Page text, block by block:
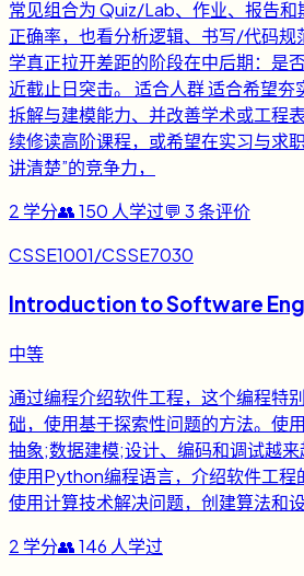
常见组合为 Quiz/Lab、作业、报告和
正确率，也看分析逻辑、书写/代码规
学真正拉开差距的阶段在中后期：是
近截止日突击。 适合人群 适合希望
拆解与建模能力、并改善学术或工程
续修读高阶课程，或希望在实习与求
讲清楚”的竞争力，
2 学分👥150 人学过💬 3条评价
CSSE1001/CSSE7030
Introduction to Software
中等
通过编程介绍软件工程，这个编程特
础，使用基于探索性问题的方法。使
抽象;数据建模;设计、编码和调试越
使用Python编程语言，介绍软件工程
使用计算技术解决问题，创建算法和设
2 学分👥146 人学过